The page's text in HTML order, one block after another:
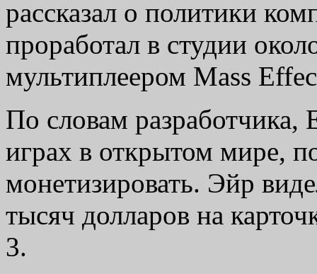
рассказал о политики
проработал в студии
мультиплеером Mass
По словам разработчика,
играх в открытом мире,
монетизировать. Эйр
тысяч долларов на
3.